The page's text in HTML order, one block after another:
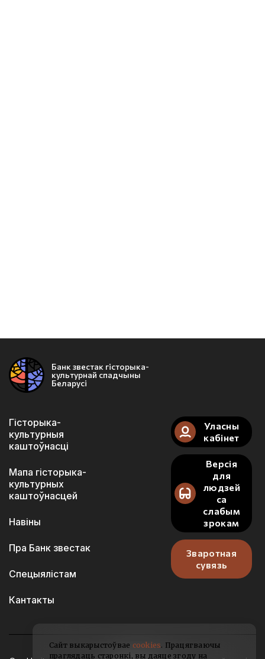
Банк звестак гісторыка-
культурнай спадчыны
Беларусі
Гісторыка-
культурныя
каштоўнасці
Мапа гісторыка-
культурных
каштоўнасцей
Навіны
Пра Банк звестак
Спецыялістам
Кантакты
Уласны
кабінет
Версія
для
людзей
са
слабым
зрокам
Зваротная
сувязь
Сайт выкарыстоўвае cookies. Працягваючы
праглядаць старонкі, вы даяце згоду на